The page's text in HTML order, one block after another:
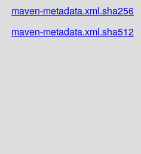
maven-metadata.xml.sha256
maven-metadata.xml.sha512